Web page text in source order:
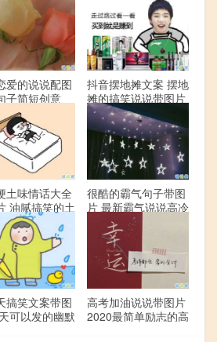
爱的说说配图
子简短创意
抖音摆地摊文案 摆地
摊的搞笑说说带图片
土味情话大全
油腻搞笑的土
很酷的霸气句子带图
片 最新霸气说说高冷
搞笑文案带图
可以发的幽默
高考加油说说带图片
2020最简单励志的高